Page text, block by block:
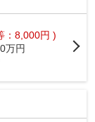
：8,000円 )
万円